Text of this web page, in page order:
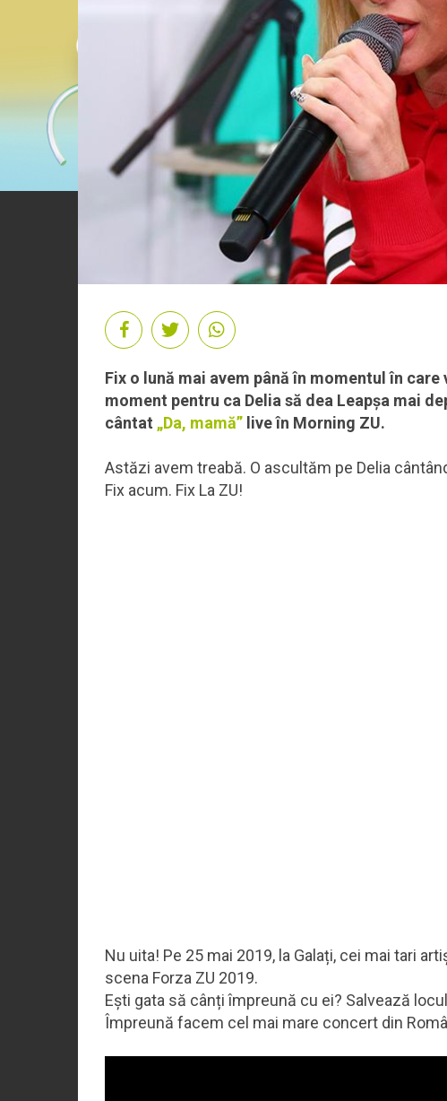
Fix o lună mai avem până în momentul în care
moment pentru ca Delia să dea Leapșa mai
cântat „Da, mamă” live în Morning ZU.
Astăzi avem treabă. O ascultăm pe Delia
Fix acum. Fix La ZU!
Nu uita! Pe 25 mai 2019, la Galați, cei mai tari
scena Forza ZU 2019.
Ești gata să cânți împreună cu ei? Salvează
Împreună facem cel mai mare concert din